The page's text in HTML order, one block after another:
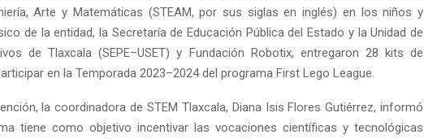
Arte y Matemáticas (STEAM, por sus siglas en inglés) en los niños y
de la entidad, la Secretaría de Educación Pública del Estado y la Unidad de
de Tlaxcala (SEPE–USET) y Fundación Robotix, entregaron 28 kits de
en la Temporada 2023–2024 del programa First Lego League.
la coordinadora de STEM Tlaxcala, Diana Isis Flores Gutiérrez, informó
tiene como objetivo incentivar las vocaciones científicas y tecnológicas